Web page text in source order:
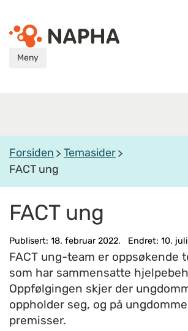
Meny
Forsiden
Temasider
FACT ung
FACT ung
Publisert: 18. februar 2022. Endret: 10.
FACT ung-team er oppsøkende
som har sammensatte
Oppfølgingen skjer der
oppholder seg, og på
premisser.